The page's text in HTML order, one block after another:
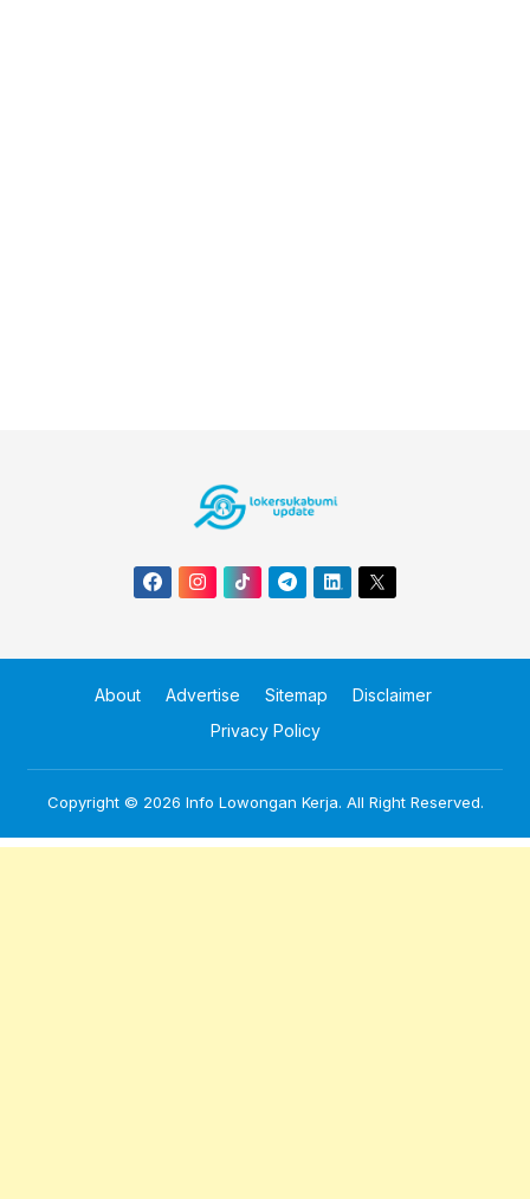
About Advertise Sitemap
Disclaimer
Privacy Policy
Copyright © 2026 Info Lowongan Kerja. All Right Reserved.